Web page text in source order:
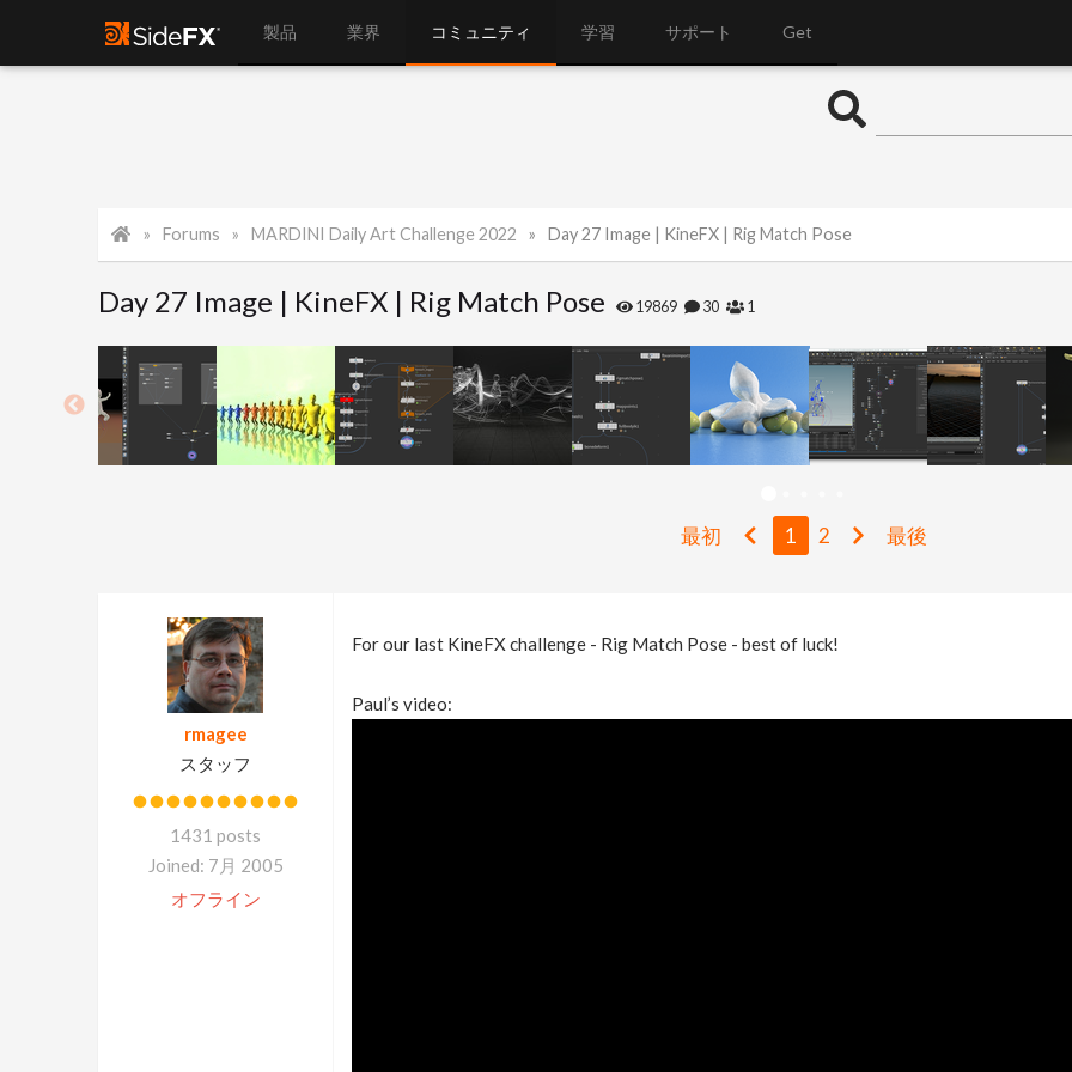
製品 業界 コミュニティ 学習 サポート Get
Forums MARDINI Daily Art Challenge 2022 Day 27 Image | KineFX | Rig Match Pose
Day 27 Image | KineFX | Rig Match Pose 19869 30 1
最初 1 2 最後
rmagee
スタッフ
1431 posts
Joined: 7月 2005
オフライン
For our last KineFX challenge - Rig Match Pose - best of luck!
Paul’s video: